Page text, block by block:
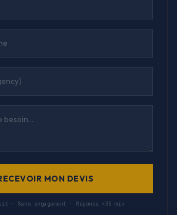
MON DEVIS
· Sans engagement · Réponse <30 min